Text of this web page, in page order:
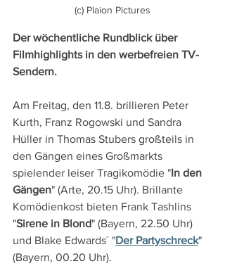
(c) Plaion Pictures
Der wöchentliche Rundblick über
Filmhighlights in den werbefreien TV-
Sendern.
Am Freitag, den 11.8. brillieren Peter
Kurth, Franz Rogowski und Sandra
Hüller in Thomas Stubers großteils in
den Gängen eines Großmarkts
spielender leiser Tragikomödie "In den
Gängen" (Arte, 20.15 Uhr). Brillante
Komödienkost bieten Frank Tashlins
"Sirene in Blond" (Bayern, 22.50 Uhr)
und Blake Edwards´ "Der Partyschreck"
(Bayern, 00.20 Uhr).